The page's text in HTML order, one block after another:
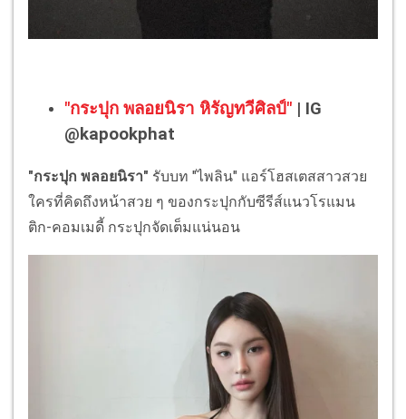
"กระปุก พลอยนิรา หิรัญทวีศิลป์" | IG
@kapookphat
"กระปุก พลอยนิรา" รับบท "ไพลิน" แอร์โฮสเตสสาวสวย
ใครที่คิดถึงหน้าสวย ๆ ของกระปุกกับซีรีส์แนวโรแมน
ติก-คอมเมดี้ กระปุกจัดเต็มแน่นอน